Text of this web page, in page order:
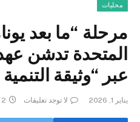
محليات
مرحلة “ما بعد
المتحدة تدشن
عبر “وثيقة التنمية
يناير 1, 2026 لا توجد تعليقات 2 دقائق